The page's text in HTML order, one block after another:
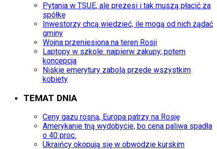
Pytania w TSUE, ale prezesi i tak muszą płacić za
spółkę
Inwestorzy chcą wiedzieć, ile mogą od nich żądać
gminy
Wojna przeniesiona na teren Rosji
Laptopy w szkole: najpierw zakupy, potem
koncepcja
Niskie emerytury zabolą przede wszystkim
kobiety
TEMAT DNIA
Ceny gazu rosną, Europa patrzy na Rosję
Amerykanie tną wydobycie, bo cena paliwa spadła
o 40 proc.
Ukraińcy okopują się w obwodzie kurskim